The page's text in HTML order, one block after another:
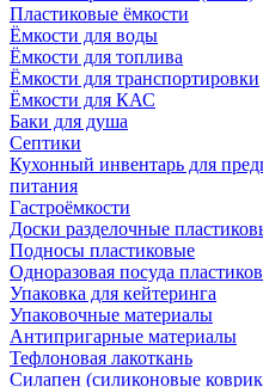
Пластиковые ёмкости
Ёмкости для воды
Ёмкости для топлива
Ёмкости для транспортировки
Ёмкости для КАС
Баки для душа
Септики
Кухонный инвентарь для
питания
Гастроёмкости
Доски разделочные
Подносы пластиковые
Одноразовая посуда
Упаковка для кейтеринга
Упаковочные материалы
Антипригарные материалы
Тефлоновая лакоткань
Силапен (силиконовые